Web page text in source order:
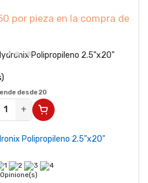
por pieza en la compra de
desde 20
+
Polipropileno 2.5"x20"